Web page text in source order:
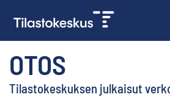
OTOS
Tilastokeskuksen julkaisut